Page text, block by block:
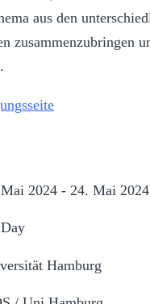
aus den
zusammenzubringen
2024 - 24. Mai 2024
Hamburg